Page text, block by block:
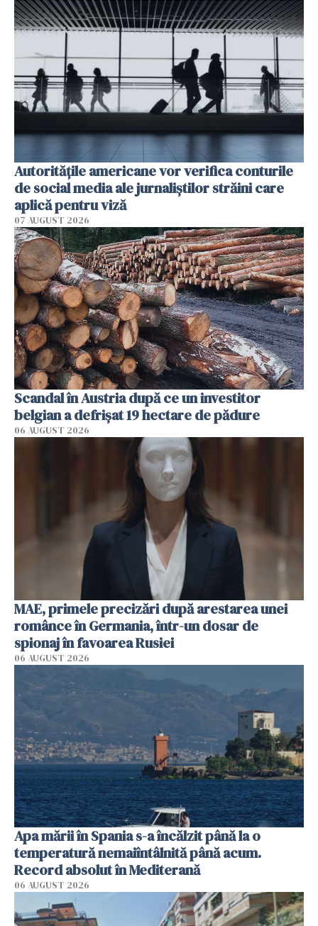
Autorităţile americane vor verifica conturile
de social media ale jurnaliştilor străini care
aplică pentru viză
07 AUGUST 2026
Scandal în Austria după ce un investitor
belgian a defrișat 19 hectare de pădure
06 AUGUST 2026
MAE, primele precizări după arestarea unei
românce în Germania, într-un dosar de
spionaj în favoarea Rusiei
06 AUGUST 2026
Apa mării în Spania s-a încălzit până la o
temperatură nemaiîntâlnită până acum.
Record absolut în Mediterană
06 AUGUST 2026